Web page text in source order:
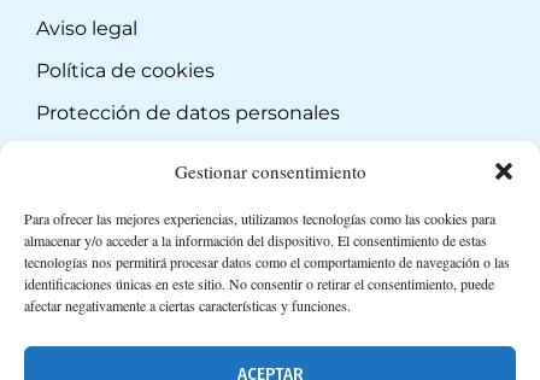
Gestionar consentimiento
Para ofrecer las mejores experiencias, utilizamos tecnologías como las cookies para
almacenar y/o acceder a la información del dispositivo. El consentimiento de estas
tecnologías nos permitirá procesar datos como el comportamiento de navegación o las
identificaciones únicas en este sitio. No consentir o retirar el consentimiento, puede
afectar negativamente a ciertas características y funciones.
ACEPTAR
Aviso legal
Política de cookies
Protección de datos personales